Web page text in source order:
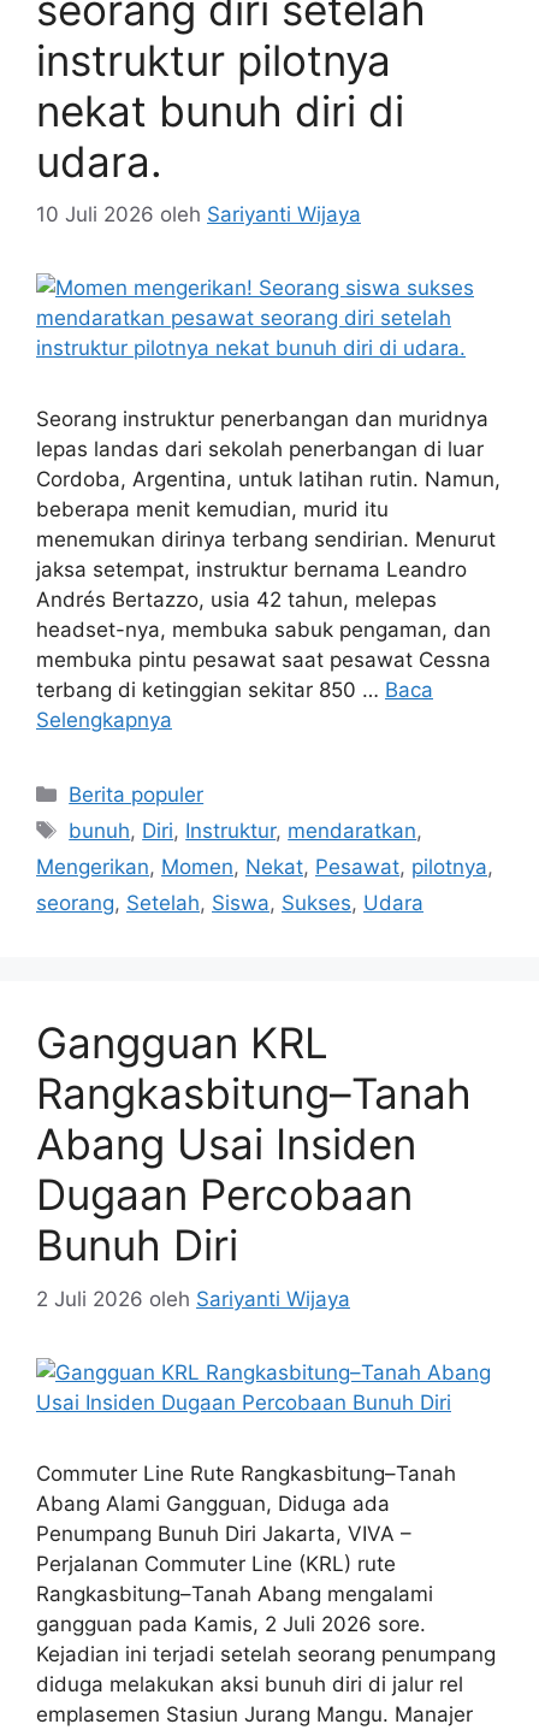
instruktur pilotnya
nekat bunuh diri di
udara.
10 Juli 2026 oleh Sariyanti Wijaya
Seorang instruktur penerbangan dan muridnya
lepas landas dari sekolah penerbangan di luar
Cordoba, Argentina, untuk latihan rutin. Namun,
beberapa menit kemudian, murid itu
menemukan dirinya terbang sendirian. Menurut
jaksa setempat, instruktur bernama Leandro
Andrés Bertazzo, usia 42 tahun, melepas
headset-nya, membuka sabuk pengaman, dan
membuka pintu pesawat saat pesawat Cessna
terbang di ketinggian sekitar 850 … Baca
Selengkapnya
Kategori
Berita populer
Tag
bunuh, Diri, Instruktur, mendaratkan,
Mengerikan, Momen, Nekat, Pesawat, pilotnya,
seorang, Setelah, Siswa, Sukses, Udara
Gangguan KRL
Rangkasbitung–Tanah
Abang Usai Insiden
Dugaan Percobaan
Bunuh Diri
2 Juli 2026 oleh Sariyanti Wijaya
Commuter Line Rute Rangkasbitung–Tanah
Abang Alami Gangguan, Diduga ada
Penumpang Bunuh Diri Jakarta, VIVA –
Perjalanan Commuter Line (KRL) rute
Rangkasbitung–Tanah Abang mengalami
gangguan pada Kamis, 2 Juli 2026 sore.
Kejadian ini terjadi setelah seorang penumpang
diduga melakukan aksi bunuh diri di jalur rel
emplasemen Stasiun Jurang Mangu. Manajer